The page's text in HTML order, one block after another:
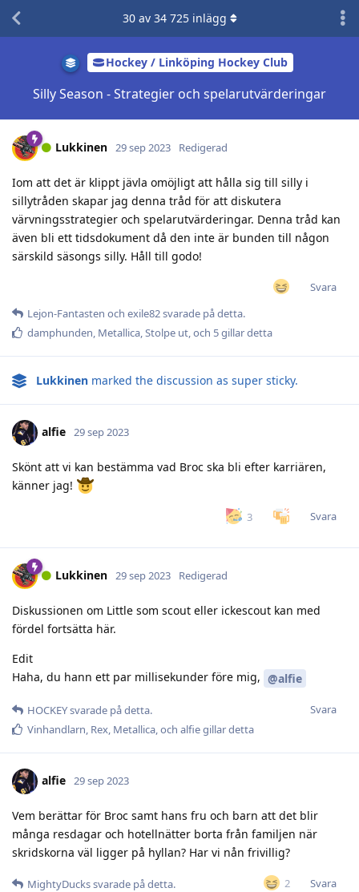
Hockey / Linköping Hockey Club
Silly Season - Strategier och spelarutvärderingar
30av 34 725inlägg
Lukkinen 29 sep 2023 Redigerad
Iom att det är klippt jävla omöjligt att hålla sig till silly i
sillytråden skapar jag denna tråd för att diskutera
värvningsstrategier och spelarutvärderingar. Denna tråd kan
även bli ett tidsdokument då den inte är bunden till någon
särskild säsongs silly. Håll till godo!
Svara
Lejon-Fantasten och exile82svarade på detta.
damphunden, Metallica,Stolpe ut, och 5gillar detta
Lukkinen marked the discussion as super sticky.
alfie 29 sep 2023
Skönt att vi kan bestämma vad Broc ska bli efter karriären,
känner jag!
3 Svara
Lukkinen 29 sep 2023 Redigerad
Diskussionen om Little som scout eller ickescout kan med
fördel fortsätta här.
Edit
Haha, du hann ett par millisekunder före mig, @alfie
Svara
HOCKEYsvarade på detta.
Vinhandlarn, Rex, Metallica, och alfiegillar detta
alfie 29 sep 2023
Vem berättar för Broc samt hans fru och barn att det blir
många resdagar och hotellnätter borta från familjen när
skridskorna väl ligger på hyllan? Har vi nån frivillig?
2 Svara
MightyDuckssvarade på detta.